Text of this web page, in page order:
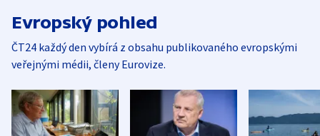
Evropský pohled
ČT24 každý den vybírá z obsahu publikovaného evropskými
veřejnými médii, členy Eurovize.